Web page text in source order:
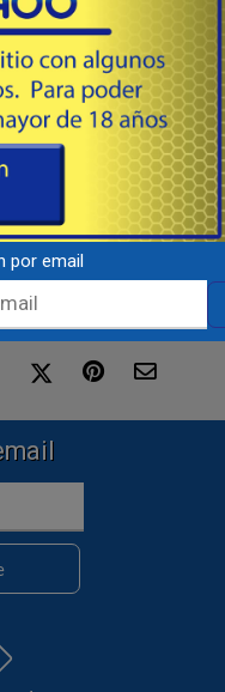
Uruguay - C.P. 11800
por email